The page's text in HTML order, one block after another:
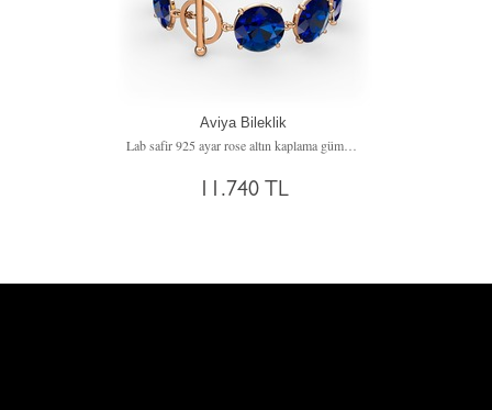
Aviya Bileklik
Lab safir 925 ayar rose altın kaplama gümüş bileklik
11.740 TL